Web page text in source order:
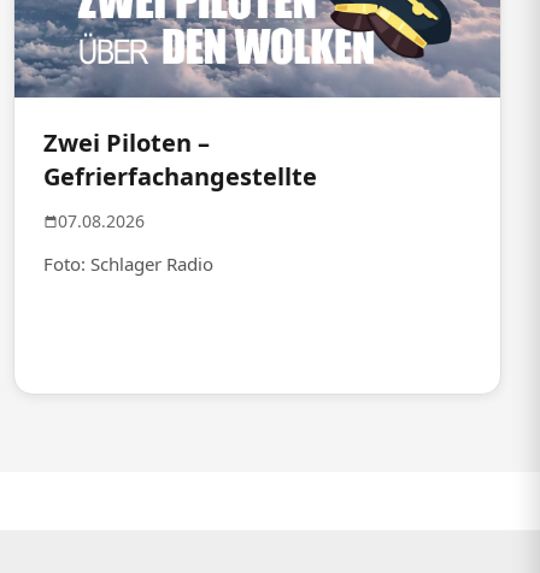
Zwei Piloten –
Gefrierfachangestellte
07.08.2026
Foto: Schlager Radio